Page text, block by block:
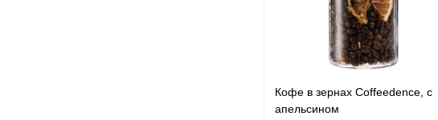
Кофе в зернах Coffeedence, с
апельсином